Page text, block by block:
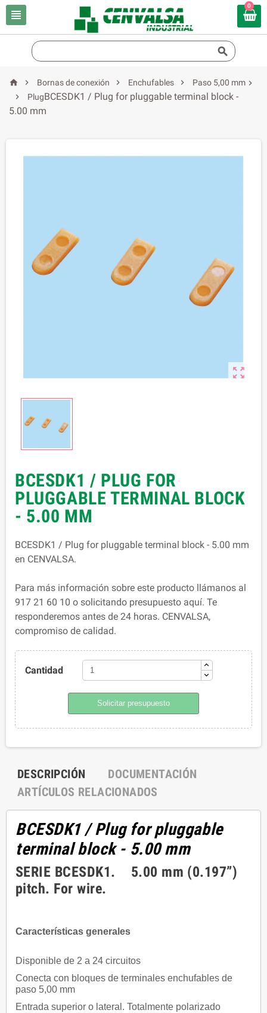

0

  Bornas de conexión  Enchufables 
Paso 5,00 mm

Plug

BCESDK1 / Plug for pluggable terminal block -
5.00 mm

BCESDK1 / PLUG FOR
PLUGGABLE TERMINAL BLOCK
- 5.00 MM
BCESDK1 / Plug for pluggable terminal block - 5.00 mm
en CENVALSA.
Para más información sobre este producto llámanos al
917 21 60 10 o solicitando presupuesto aquí. Te
responderemos antes de 24 horas. CENVALSA,
compromiso de calidad.
Cantidad
Solicitar presupuesto
DESCRIPCIÓN
DOCUMENTACIÓN
ARTÍCULOS RELACIONADOS
BCESDK1/ Plug for pluggable
terminal block - 5.00 mm
SERIE BCESDK1. 5.00 mm (0.197”)
pitch. For wire.
Características generales
Disponible de 2 a 24 circuitos
Conecta con bloques de terminales enchufables de
paso 5,00 mm
Entrada superior o lateral. Totalmente polarizado